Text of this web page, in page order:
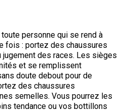
blanc
- 2019
- 2018
et épreuves sur le terrain
et épreuves sur le terrain
et épreuves sur le terrain
personne qui se rend à
fois : portez des chaussures
jugement des races. Les sièges
et se remplissent
doute debout pour de
des chaussures
semelles. Vous pourrez les
tendance ou vos bottillons